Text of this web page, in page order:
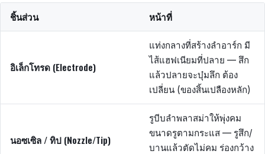
ชิ้นส่วน หน้าที่
อิเล็กโทรด (Electrode)
แท่งกลางที่สร้างลำอาร์ก มี
ไส้แฮฟเนียมที่ปลาย — สึก
แล้วปลายจะบุ๋มลึก ต้อง
เปลี่ยน (ของสิ้นเปลืองหลัก)
นอซเซิล / ทิป (Nozzle/Tip)
รูบีบลำพลาสม่าให้พุ่งคม
ขนาดรูตามกระแส — รูสึก/
บานแล้วตัดไม่คม ร่องกว้าง